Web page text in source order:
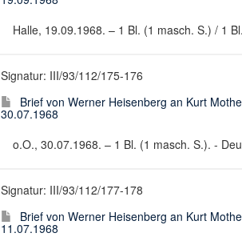
Halle, 19.09.1968. – 1 Bl. (1 masch. S.) / 1
Signatur: III/93/112/175-176
Brief von Werner Heisenberg an Kurt
30.07.1968
o.O., 30.07.1968. – 1 Bl. (1 masch. S.). -
Signatur: III/93/112/177-178
Brief von Werner Heisenberg an Kurt
11.07.1968